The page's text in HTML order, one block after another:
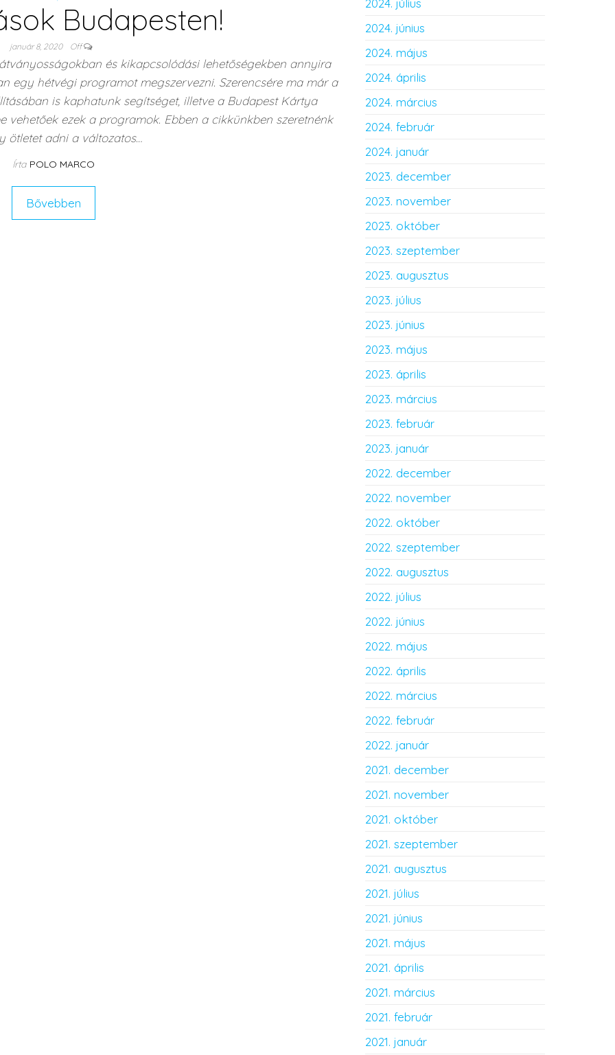
Budapesten!
január 8, 2020 Off
és kikapcsolódási lehetőségekben annyira
egy hétvégi programot megszervezni. Szerencsére ma már a
is kaphatunk segítséget, illetve a Budapest Kártya
vehetőek ezek a programok. Ebben a cikkünkben szeretnénk
ötletet adni a változatos…
Írta POLO MARCO
Bővebben
2024. július
2024. június
2024. május
2024. április
2024. március
2024. február
2024. január
2023. december
2023. november
2023. október
2023. szeptember
2023. augusztus
2023. július
2023. június
2023. május
2023. április
2023. március
2023. február
2023. január
2022. december
2022. november
2022. október
2022. szeptember
2022. augusztus
2022. július
2022. június
2022. május
2022. április
2022. március
2022. február
2022. január
2021. december
2021. november
2021. október
2021. szeptember
2021. augusztus
2021. július
2021. június
2021. május
2021. április
2021. március
2021. február
2021. január